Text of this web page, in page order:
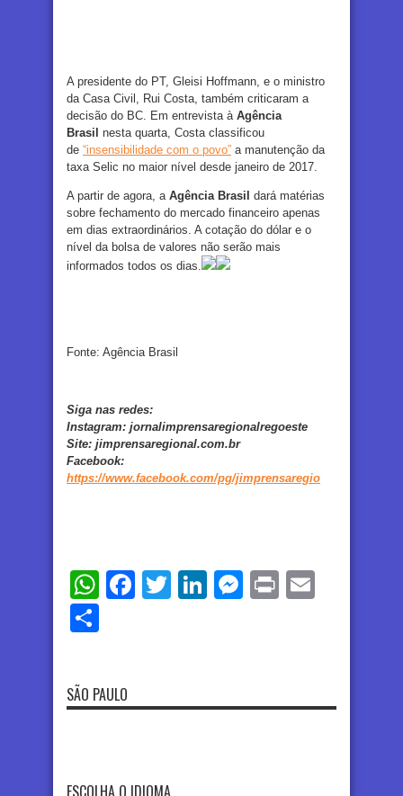
A presidente do PT, Gleisi Hoffmann, e o ministro
da Casa Civil, Rui Costa, também criticaram a
decisão do BC. Em entrevista à Agência
Brasil nesta quarta, Costa classificou
de “insensibilidade com o povo” a manutenção da
taxa Selic no maior nível desde janeiro de 2017.
A partir de agora, a Agência Brasil dará matérias
sobre fechamento do mercado financeiro apenas
em dias extraordinários. A cotação do dólar e o
nível da bolsa de valores não serão mais
informados todos os dias.
Fonte: Agência Brasil
Siga nas redes:
Instagram: jornalimprensaregionalregoeste
Site: jimprensaregional.com.br
Facebook:
https://www.facebook.com/pg/jimprensaregio
WhatsApp
Facebook
TwitterLinkedIn
Messenger
Print
SÃO PAULO
ESCOLHA O IDIOMA